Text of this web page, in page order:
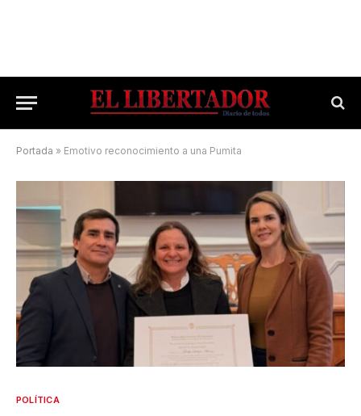
Portada » Emotivo reconocimiento a una Pumita
POLÍTICA